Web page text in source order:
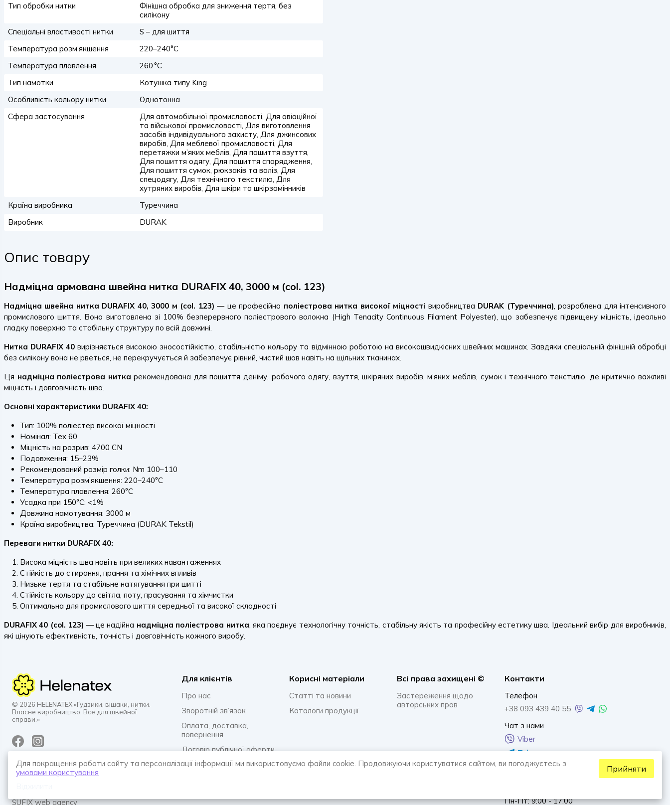
Тип обробки нитки
Фінішна обробка для зниження тертя, без
силікону
Спеціальні властивості нитки
S – для шиття
Температура розм’якшення
220–240°C
Температура плавлення
260 °C
Тип намотки
Котушка типу King
Особливість кольору нитки
Однотонна
Сфера застосування
Для автомобільної промисловості, Для авіаційної
та військової промисловості, Для виготовлення
засобів індивідуального захисту, Для джинсових
виробів, Для меблевої промисловості, Для
перетяжки м’яких меблів, Для пошиття взуття,
Для пошиття одягу, Для пошиття спорядження,
Для пошиття сумок, рюкзаків та валіз, Для
спецодягу, Для технічного текстилю, Для
хутряних виробів, Для шкіри та шкірзамінників
Країна виробника
Туреччина
Виробник
DURAK
Опис товару
Надміцна армована швейна нитка DURAFIX 40, 3000 м (col. 123)
Надміцна швейна нитка DURAFIX 40, 3000 м (col. 123) — це професійна поліестрова нитка високої міцності виробництва DURAK (Туреччина), розроблена для інтенсивного
промислового шиття. Вона виготовлена зі 100% безперервного поліестрового волокна (High Tenacity Continuous Filament Polyester), що забезпечує підвищену міцність, ідеально
гладку поверхню та стабільну структуру по всій довжині.
Нитка DURAFIX 40 вирізняється високою зносостійкістю, стабільністю кольору та відмінною роботою на високошвидкісних швейних машинах. Завдяки спеціальній фінішній обробці
без силікону вона не рветься, не перекручується й забезпечує рівний, чистий шов навіть на щільних тканинах.
Ця надміцна поліестрова нитка рекомендована для пошиття деніму, робочого одягу, взуття, шкіряних виробів, м’яких меблів, сумок і технічного текстилю, де критично важливі
міцність і довговічність шва.
Основні характеристики DURAFIX 40:
Тип: 100% поліестер високої міцності
Номінал: Tex 60
Міцність на розрив: 4700 CN
Подовження: 15–23%
Рекомендований розмір голки: Nm 100–110
Температура розм’якшення: 220–240°C
Температура плавлення: 260°C
Усадка при 150°C: <1%
Довжина намотування: 3000 м
Країна виробництва: Туреччина (DURAK Tekstil)
Переваги нитки DURAFIX 40:
Висока міцність шва навіть при великих навантаженнях
Стійкість до стирання, прання та хімічних впливів
Низьке тертя та стабільне натягування при шитті
Стійкість кольору до світла, поту, прасування та хімчистки
Оптимальна для промислового шиття середньої та високої складності
DURAFIX 40 (col. 123) — це надійна надміцна поліестрова нитка, яка поєднує технологічну точність, стабільну якість та професійну естетику шва. Ідеальний вибір для виробників,
які цінують ефективність, точність і довговічність кожного виробу.
Для клієнтів
Про нас
Зворотній зв’язок
Оплата, доставка,
повернення
Договір публічної оферти
Політика конфіденційності
Корисні матеріали
Статті та новини
Каталоги продукції
Всi права захищенi ©
Застереження щодо
авторських прав
Контакти
Телефон
+38 093 439 40 55
Чат з нами
Viber
Telegram
Whatsapp
Пн-Пт: 9:00 - 17:00
© 2026 HELENATEX «Ґудзики, вішаки, нитки.
Власне виробництво. Все для швейної
справи.»
SUFIX web agency
Для покращення роботи сайту та персоналізації інформації ми використовуємо файли cookie. Продовжуючи користуватися сайтом, ви погоджуєтесь з
умовами користування
Прийняти